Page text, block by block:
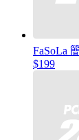
FaSoLa
$199